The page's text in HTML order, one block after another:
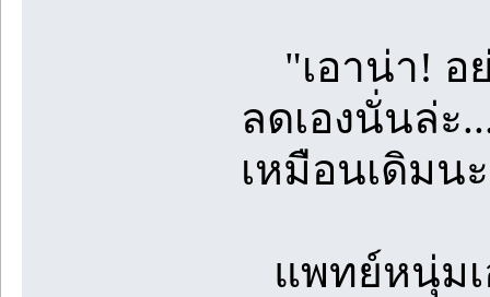
"เอาน่า! อ
ลดเองนั่นล่ะ
เหมือนเดิมน
แพทย์หนุ่มเ